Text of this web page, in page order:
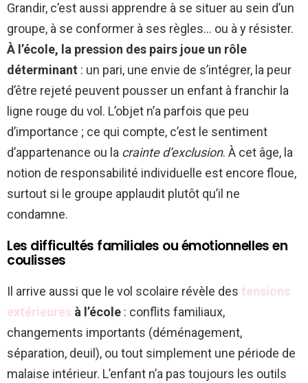
Grandir, c’est aussi apprendre à se situer au sein d’un
groupe, à se conformer à ses règles… ou à y résister.
À l’école, la pression des pairs joue un rôle
déterminant : un pari, une envie de s’intégrer, la peur
d’être rejeté peuvent pousser un enfant à franchir la
ligne rouge du vol. L’objet n’a parfois que peu
d’importance ; ce qui compte, c’est le sentiment
d’appartenance ou la crainte d’exclusion. À cet âge, la
notion de responsabilité individuelle est encore floue,
surtout si le groupe applaudit plutôt qu’il ne
condamne.
Les difficultés familiales ou émotionnelles en
coulisses
Il arrive aussi que le vol scolaire révèle des tensions
extérieures à l’école : conflits familiaux,
changements importants (déménagement,
séparation, deuil), ou tout simplement une période de
malaise intérieur. L’enfant n’a pas toujours les outils